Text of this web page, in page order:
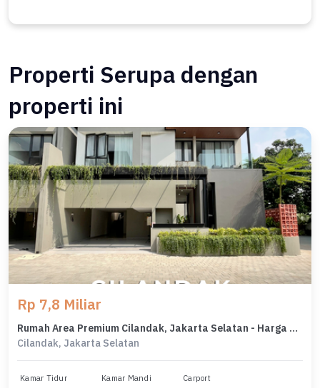
Properti Serupa dengan
properti ini
Rp 7,8 Miliar
Rumah Area Premium Cilandak, Jakarta Selatan - Harga Terbaik 7,8 Miliar
Cilandak, Jakarta Selatan
Kamar Tidur Kamar Mandi Carport